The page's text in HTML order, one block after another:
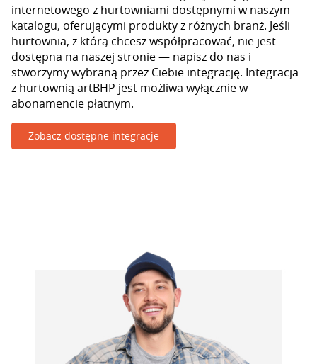
internetowego z hurtowniami dostępnymi w naszym
katalogu, oferującymi produkty z różnych branż. Jeśli
hurtownia, z którą chcesz współpracować, nie jest
dostępna na naszej stronie — napisz do nas i
stworzymy wybraną przez Ciebie integrację. Integracja
z hurtownią artBHP jest możliwa wyłącznie w
abonamencie płatnym.
Zobacz dostępne integracje